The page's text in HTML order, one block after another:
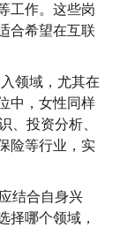
工作。这些岗
合希望在互联
领域，尤其在
中，女性同样
投资分析、
险等行业，实
结合自身兴
择哪个领域，